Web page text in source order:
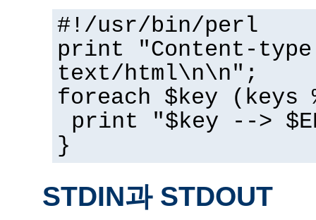
#!/usr/bin/perl
print "Content-
text/html\n\n";
foreach $key (keys
print "$key -->
}
STDIN과 STDOUT